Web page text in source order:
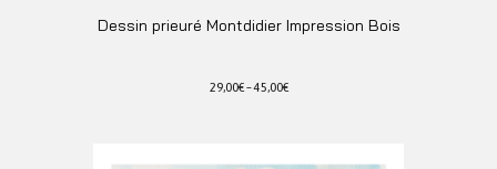
produit
Dessin prieuré Montdidier Impression Bois
29,00€–45,00€